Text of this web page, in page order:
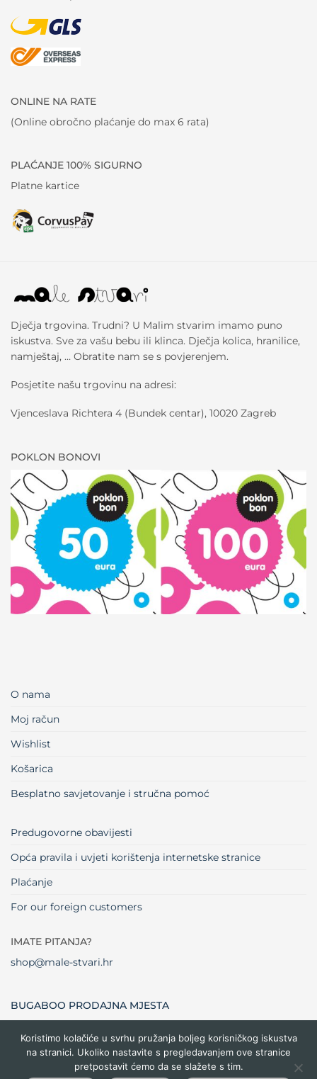
ONLINE NA RATE
(Online obročno plaćanje do max 6 rata)
PLAĆANJE 100% SIGURNO
Platne kartice
Dječja trgovina. Trudni? U Malim stvarim imamo puno
iskustva. Sve za vašu bebu ili klinca. Dječja kolica, hranilice,
namještaj, … Obratite nam se s povjerenjem.
Posjetite našu trgovinu na adresi:
Vjenceslava Richtera 4 (Bundek centar), 10020 Zagreb
POKLON BONOVI
O nama
Moj račun
Wishlist
Košarica
Besplatno savjetovanje i stručna pomoć
Predugovorne obavijesti
Opća pravila i uvjeti korištenja internetske stranice
Plaćanje
For our foreign customers
IMATE PITANJA?
shop@male-stvari.hr
BUGABOO PRODAJNA MJESTA
Visa MasterCardMaestro Dinners
Club
Credit
Card
Cash
Koristimo kolačiće u svrhu pružanja boljeg korisničkog iskustva
na stranici. Ukoliko nastavite s pregledavanjem ove stranice
pretpostavit ćemo da se slažete s tim.